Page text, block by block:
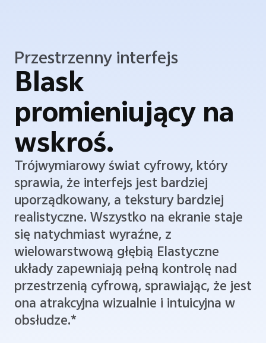
Przestrzenny interfejs
Blask
promieniujący na
wskroś.
Trójwymiarowy świat cyfrowy, który
sprawia, że interfejs jest bardziej
uporządkowany, a tekstury bardziej
realistyczne. Wszystko na ekranie staje
się natychmiast wyraźne, z
wielowarstwową głębią Elastyczne
układy zapewniają pełną kontrolę nad
przestrzenią cyfrową, sprawiając, że jest
ona atrakcyjna wizualnie i intuicyjna w
obsłudze.*